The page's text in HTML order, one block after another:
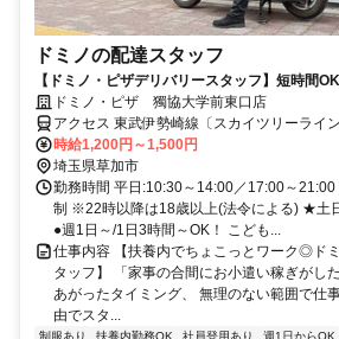
ドミノの配達スタッフ
【ドミノ・ピザデリバリースタッフ】短時間
の両立も
ドミノ・ピザ 獨協大学前東口店
アクセス 東武伊勢崎線〔スカイツリーライ
東口徒歩約2分、東武伊勢崎線〔スカイツリ
県）東口徒歩約16分、東武伊勢崎線〔スカ
口徒歩約23分 東武伊勢崎・大師線 獨協大学
時給1,200円～1,500円
埼玉県草加市
勤務時間 平日:10:30～14:00／17:00～
制 ※22時以降は18歳以上(法令による) ★土
●週1日～/1日3時間～OK！ こども...
仕事内容 【扶養内でちょこっとワーク◎ド
タッフ】 「家事の合間にお小遣い稼ぎがし
あがったタイミング、 無理のない範囲で仕
由でスタ...
制服あり 扶養内勤務OK 社員登用あり 週1日からOK